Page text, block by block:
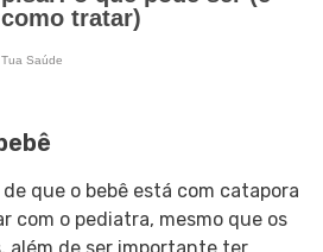
que o bebê está com catapora
com o pediatra, mesmo que os